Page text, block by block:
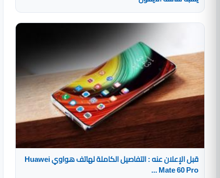
قبل الإعلان عنه : التفاصيل الكاملة لهاتف هواوي Huawei
Mate 60 Pro ...